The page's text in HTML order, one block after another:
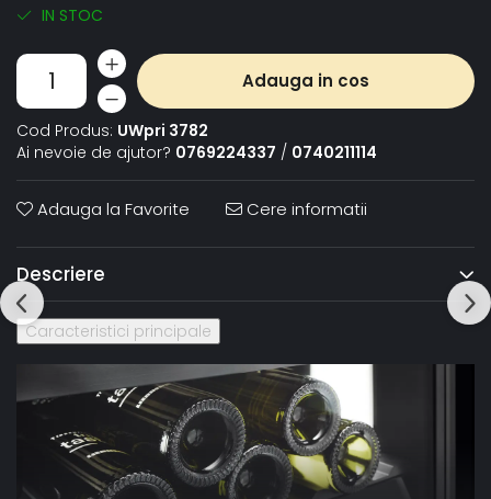
IN STOC
Adauga in cos
Cod Produs: UWpri 3782
Ai nevoie de ajutor? 0769224337 / 0740211114
Adauga la Favorite Cere informatii
Descriere
Caracteristici principale